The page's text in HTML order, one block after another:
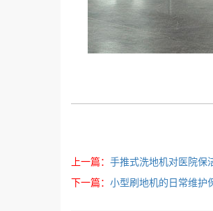
上一篇： 手推式洗地机对医院保
下一篇： 小型刷地机的日常维护